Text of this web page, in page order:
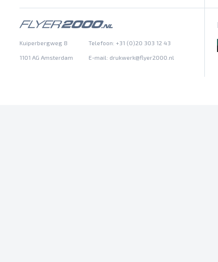
Kuiperbergweg 8 Telefoon: +31 (0)20 303 12 43
1101 AG Amsterdam E-mail: drukwerk@flyer2000.nl